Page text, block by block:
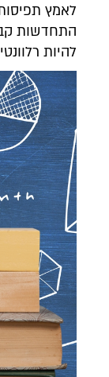
לאמץ
התחדשות
להיות